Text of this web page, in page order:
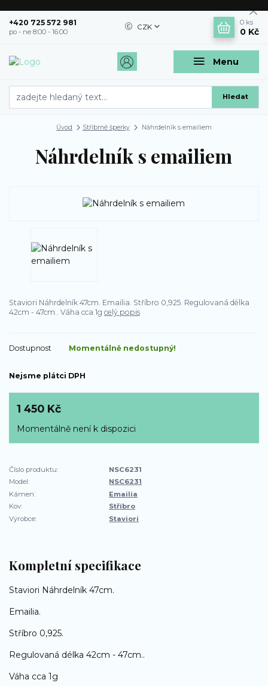
Menu
CZK
Hledat
+420 725 572 981
po - ne 8:00 - 16:00
0 ks
0 Kč
Úvod Stříbrné šperky Náhrdelník s emailiem
Náhrdelník s emailiem
Staviori Náhrdelník 47cm. Emailia. Stříbro 0,925. Regulovaná délka
42cm - 47cm.. Váha cca 1g celý popis
Dostupnost Momentálně nedostupný!
Nejsme plátci DPH
1 450 Kč
Momentálně není k dispozici
Číslo produktu:
NSC6231
Model:
NSC6231
Kámen:
Emailia
Kov:
Stříbro
Výrobce:
Staviori
Kompletní specifikace
Staviori Náhrdelník 47cm.
Emailia.
Stříbro 0,925.
Regulovaná délka 42cm - 47cm..
Váha cca 1g